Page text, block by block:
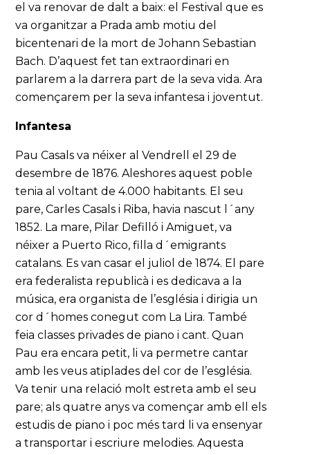
el va renovar de dalt a baix: el Festival que es
va organitzar a Prada amb motiu del
bicentenari de la mort de Johann Sebastian
Bach. D’aquest fet tan extraordinari en
parlarem a la darrera part de la seva vida. Ara
començarem per la seva infantesa i joventut.
Infantesa
Pau Casals va néixer al Vendrell el 29 de
desembre de 1876. Aleshores aquest poble
tenia al voltant de 4.000 habitants. El seu
pare, Carles Casals i Riba, havia nascut l´any
1852. La mare, Pilar Defilló i Amiguet, va
néixer a Puerto Rico, filla d´emigrants
catalans. Es van casar el juliol de 1874. El pare
era federalista republicà i es dedicava a la
música, era organista de l’església i dirigia un
cor d´homes conegut com La Lira. També
feia classes privades de piano i cant. Quan
Pau era encara petit, li va permetre cantar
amb les veus atiplades del cor de l’església.
Va tenir una relació molt estreta amb el seu
pare; als quatre anys va començar amb ell els
estudis de piano i poc més tard li va ensenyar
a transportar i escriure melodies. Aquesta